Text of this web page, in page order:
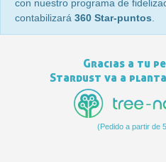
con nuestro programa de
contabilizará 360 Star-puntos
Gracias a tu
Stardust va a
(Pedido a partir de